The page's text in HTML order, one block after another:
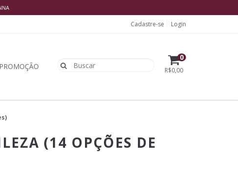
Cadastre-se Login
PROMOÇÃO
0
R$0,00
(14 OPÇÕES DE